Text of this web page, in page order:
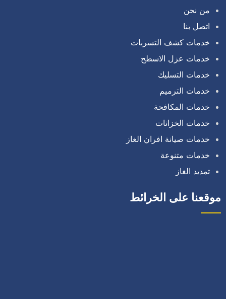
من نحن
اتصل بنا
خدمات كشف التسربات
خدمات عزل الاسطح
خدمات التسليك
خدمات الترميم
خدمات المكافحة
خدمات الخزانات
خدمات صيانة افران الغاز
خدمات متنوعة
تمديد الغاز
موقعنا على الخرائط